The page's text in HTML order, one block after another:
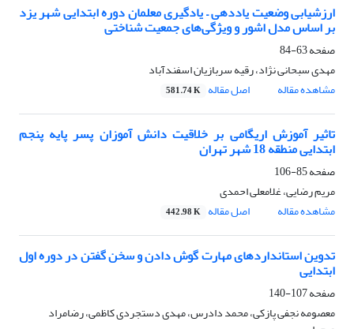
ارزشیابی وضعیت یاددهی – یادگیری معلمان دوره ابتدایی شهر یزد
بر اساس مدل اشور و ویژگی‌های جمعیت شناختی
صفحه63-84
مهدی سبحانی نژاد، رقیه سربازیان اسفندآباد
مشاهده مقاله
اصل مقاله 581.74 K
تاثیر آموزش اریگامی بر خلاقیت دانش آموزان پسر پایه پنجم
ابتدایی منطقه 18 شهر تهران
صفحه85-106
مریم رضایی، غلامعلی احمدی
مشاهده مقاله
اصل مقاله 442.98 K
تدوین استانداردهای مهارت‌ گوش دادن و سخن گفتن در دوره اول
ابتدایی
صفحه107-140
معصومه نجفی پازکی، محمد دادرس، مهدی دستجردی کاظمی، رضامراد